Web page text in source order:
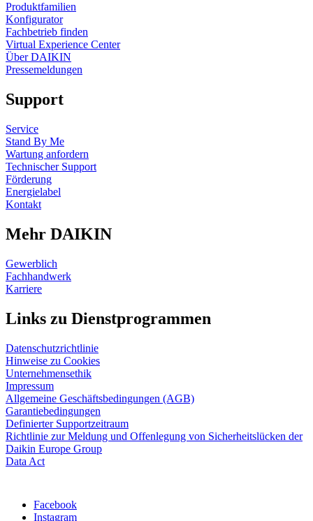
Produktfamilien
Konfigurator
Fachbetrieb finden
Virtual Experience Center
Über DAIKIN
Pressemeldungen
Support
Service
Stand By Me
Wartung anfordern
Technischer Support
Förderung
Energielabel
Kontakt
Mehr DAIKIN
Gewerblich
Fachhandwerk
Karriere
Links zu Dienstprogrammen
Datenschutzrichtlinie
Hinweise zu Cookies
Unternehmensethik
Impressum
Allgemeine Geschäftsbedingungen (AGB)
Garantiebedingungen
Definierter Supportzeitraum
Richtlinie zur Meldung und Offenlegung von Sicherheitslücken der
Daikin Europe Group
Data Act
Facebook
Instagram